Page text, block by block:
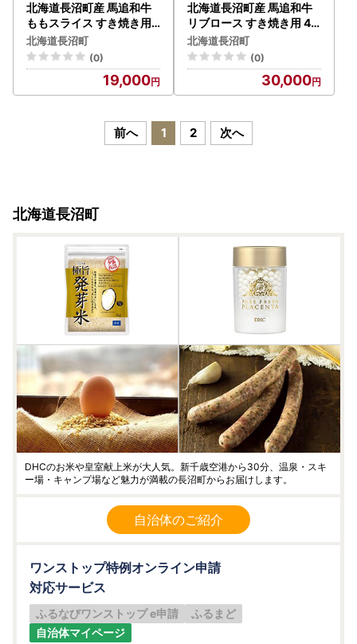
北海道長沼町産 馬追和牛
ももスライス すき焼き用
400g_肉 すき焼き 牛肉 す
きやき スキヤキ 肉 和牛 牛
肉 肉 牛肉 _【配送不可地
域：離島】【1251564】
北海道長沼町
(0)
19,000
北海道長沼町産 馬追和牛
リブロース すき焼き用 40
0g_肉 すき焼き 牛肉 すき
やき スキヤキ 肉 和牛 牛肉
肉 牛肉 _【配送不可地域：
離島】【1251566】
北海道長沼町
(0)
30,000
前へ 1 2 次へ
北海道長沼町
DHCのお米や皇室献上米が大人気。新千歳空港から30分、温泉・スキ
ー場・キャンプ場など魅力が満載の長沼町からお届けします。
自治体のご紹介
ワンストップ特例オンライン申請
対応サービス
ふるなびワンストップ e申請
ふるまど
自治体マイページ